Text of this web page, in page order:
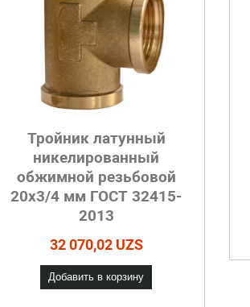
Тройник латунный
никелированный
обжимной резьбовой
20х3/4 мм ГОСТ 32415-
2013
32 070,02 UZS
Добавить в корзину